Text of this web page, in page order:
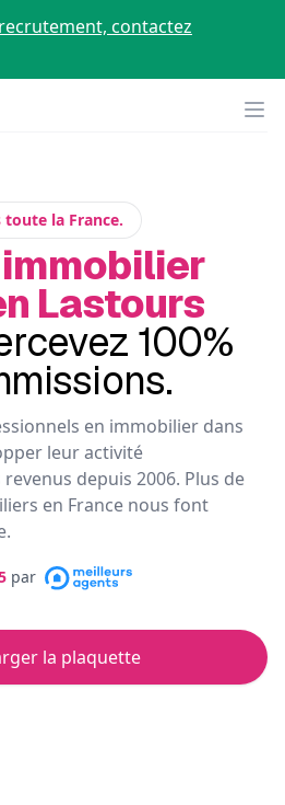
contactez
la France.
Lastours
100%
en immobilier dans
leur activité
depuis 2006. Plus de
en France nous font
par
la plaquette